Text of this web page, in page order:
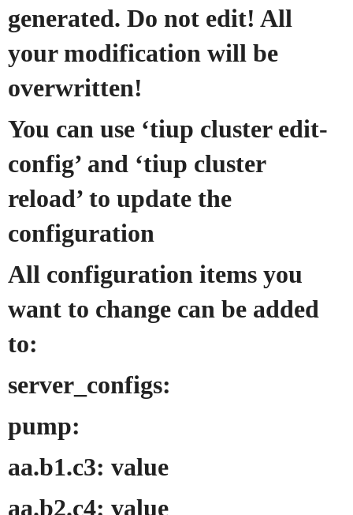
generated. Do not edit! All
your modification will be
overwritten!
You can use ‘tiup cluster edit-
config’ and ‘tiup cluster
reload’ to update the
configuration
All configuration items you
want to change can be added
to:
server_configs:
pump:
aa.b1.c3: value
aa.b2.c4: value